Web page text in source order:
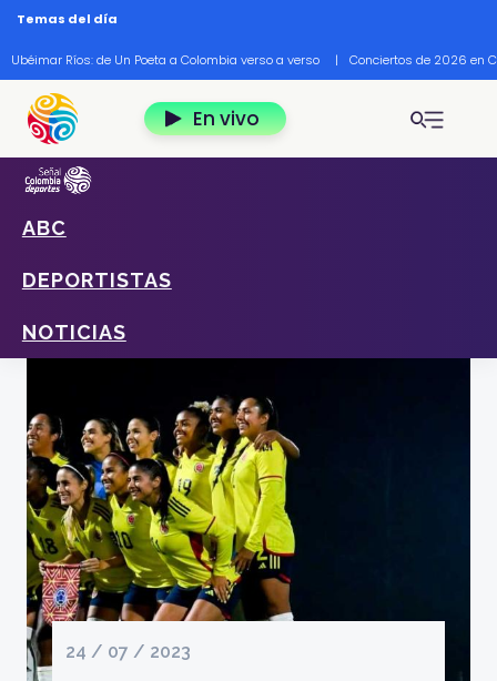
Pasar al contenido principal
Temas del día
Ubéimar Ríos: de Un Poeta a Colombia verso a verso | Conciertos de 2026 en
En vivo
ABC
DEPORTISTAS
NOTICIAS
Home
Colombia Vs Corea del Sur
Foto: Tomada y por cortesía de www.semana.com
24 / 07 / 2023